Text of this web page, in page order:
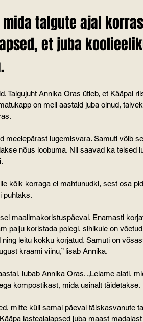
talgute ajal
et juba
Talgujuht Annika Oras ütleb, et Kääpal
on meil aastaid juba olnud,
meelepärast lugemisvara. Samuti võib
nõus loobuma. Nii saavad ka teised
kõik korraga ei mahtunudki, sest osa
puhtaks.
maailmakoristuspäeval. Enamasti
palju koristada polegi, sihikule on
ning leitu kokku korjatud. Samuti on
kraami viinu,” lisab Annika.
lubab Annika Oras. „Leiame alati,
kompostikast, mida usinalt täidetakse.
mitte küll samal päeval täiskasvanute
lasteaialapsed juba maast